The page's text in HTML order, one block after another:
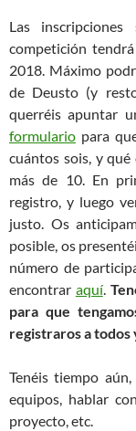
Las
competición
2018. Máximo
de Deusto (y
querréis apuntar
formulario para
cuántos sois, y
más de 10. En
registro, y luego
justo. Os
posible, os
número de
encontrar aquí.
para que
registraros a todos
Tenéis tiempo
equipos, hablar
proyecto, etc.